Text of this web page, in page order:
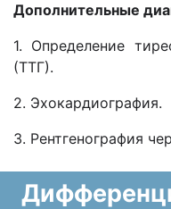
Дополнительные
1. Определение
(ТТГ).
2. Эхокардиография.
3. Рентгенография